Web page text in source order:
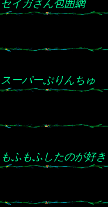
セイガさん包囲網
スーパーぷりんちゅ
もふもふしたのが好き